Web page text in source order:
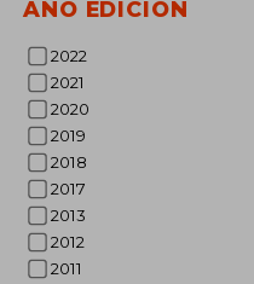
AÑO EDICIÓN
2022
2021
2020
2019
2018
2017
2013
2012
2011